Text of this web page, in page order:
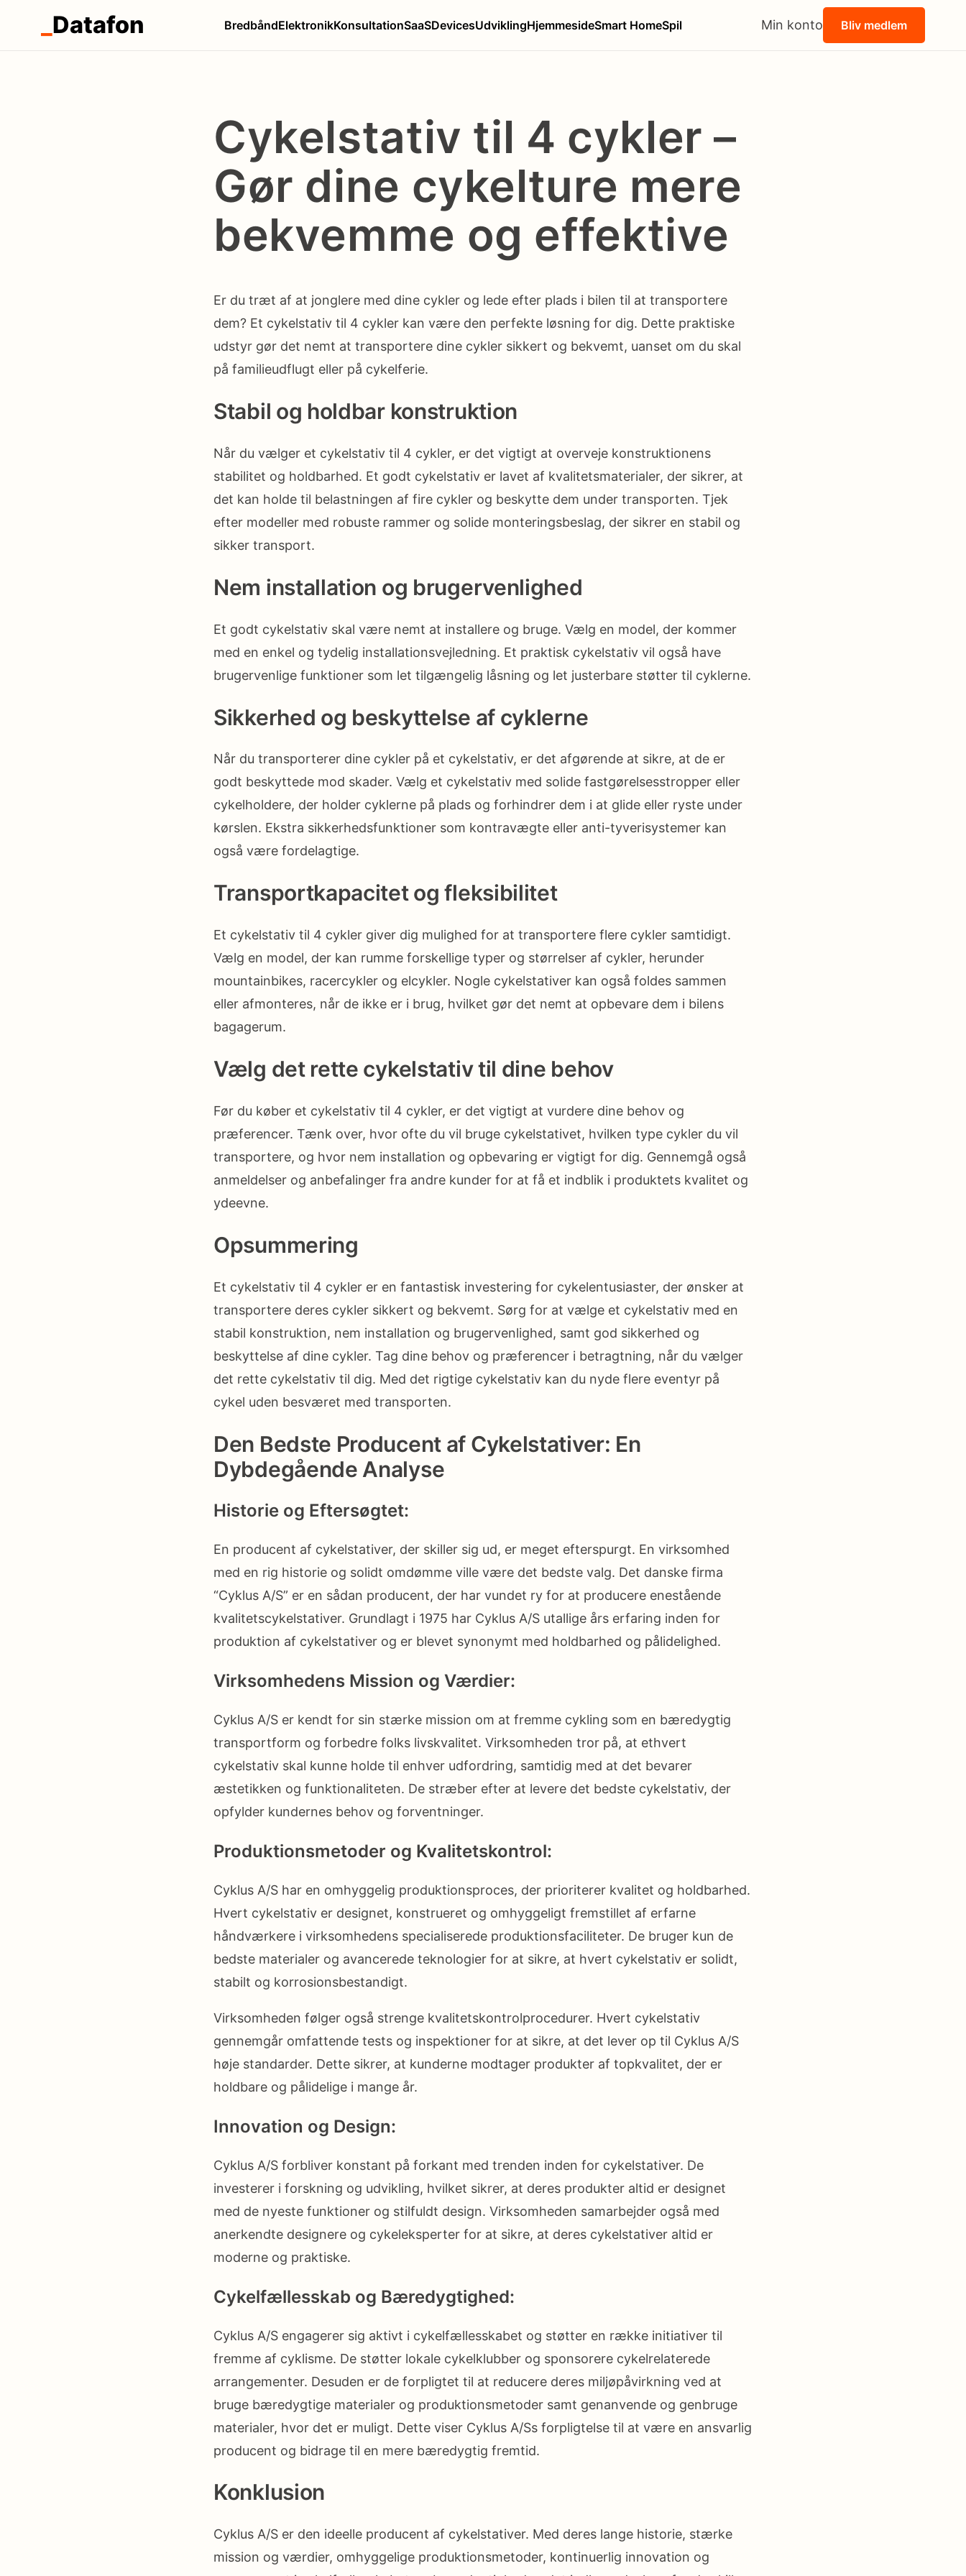
Datafon BredbåndElektronikKonsultationSaaSDevicesUdviklingHjemmesideSmart HomeSpil Min konto Bliv medlem
Cykelstativ til 4 cykler –
Gør dine cykelture mere
bekvemme og effektive
Er du træt af at jonglere med dine cykler og lede efter plads i bilen til at transportere
dem? Et cykelstativ til 4 cykler kan være den perfekte løsning for dig. Dette praktiske
udstyr gør det nemt at transportere dine cykler sikkert og bekvemt, uanset om du skal
på familieudflugt eller på cykelferie.
Stabil og holdbar konstruktion
Når du vælger et cykelstativ til 4 cykler, er det vigtigt at overveje konstruktionens
stabilitet og holdbarhed. Et godt cykelstativ er lavet af kvalitetsmaterialer, der sikrer, at
det kan holde til belastningen af fire cykler og beskytte dem under transporten. Tjek
efter modeller med robuste rammer og solide monteringsbeslag, der sikrer en stabil og
sikker transport.
Nem installation og brugervenlighed
Et godt cykelstativ skal være nemt at installere og bruge. Vælg en model, der kommer
med en enkel og tydelig installationsvejledning. Et praktisk cykelstativ vil også have
brugervenlige funktioner som let tilgængelig låsning og let justerbare støtter til cyklerne.
Sikkerhed og beskyttelse af cyklerne
Når du transporterer dine cykler på et cykelstativ, er det afgørende at sikre, at de er
godt beskyttede mod skader. Vælg et cykelstativ med solide fastgørelsesstropper eller
cykelholdere, der holder cyklerne på plads og forhindrer dem i at glide eller ryste under
kørslen. Ekstra sikkerhedsfunktioner som kontravægte eller anti-tyverisystemer kan
også være fordelagtige.
Transportkapacitet og fleksibilitet
Et cykelstativ til 4 cykler giver dig mulighed for at transportere flere cykler samtidigt.
Vælg en model, der kan rumme forskellige typer og størrelser af cykler, herunder
mountainbikes, racercykler og elcykler. Nogle cykelstativer kan også foldes sammen
eller afmonteres, når de ikke er i brug, hvilket gør det nemt at opbevare dem i bilens
bagagerum.
Vælg det rette cykelstativ til dine behov
Før du køber et cykelstativ til 4 cykler, er det vigtigt at vurdere dine behov og
præferencer. Tænk over, hvor ofte du vil bruge cykelstativet, hvilken type cykler du vil
transportere, og hvor nem installation og opbevaring er vigtigt for dig. Gennemgå også
anmeldelser og anbefalinger fra andre kunder for at få et indblik i produktets kvalitet og
ydeevne.
Opsummering
Et cykelstativ til 4 cykler er en fantastisk investering for cykelentusiaster, der ønsker at
transportere deres cykler sikkert og bekvemt. Sørg for at vælge et cykelstativ med en
stabil konstruktion, nem installation og brugervenlighed, samt god sikkerhed og
beskyttelse af dine cykler. Tag dine behov og præferencer i betragtning, når du vælger
det rette cykelstativ til dig. Med det rigtige cykelstativ kan du nyde flere eventyr på
cykel uden besværet med transporten.
Den Bedste Producent af Cykelstativer: En
Dybdegående Analyse
Historie og Eftersøgtet:
En producent af cykelstativer, der skiller sig ud, er meget efterspurgt. En virksomhed
med en rig historie og solidt omdømme ville være det bedste valg. Det danske firma
“Cyklus A/S” er en sådan producent, der har vundet ry for at producere enestående
kvalitetscykelstativer. Grundlagt i 1975 har Cyklus A/S utallige års erfaring inden for
produktion af cykelstativer og er blevet synonymt med holdbarhed og pålidelighed.
Virksomhedens Mission og Værdier:
Cyklus A/S er kendt for sin stærke mission om at fremme cykling som en bæredygtig
transportform og forbedre folks livskvalitet. Virksomheden tror på, at ethvert
cykelstativ skal kunne holde til enhver udfordring, samtidig med at det bevarer
æstetikken og funktionaliteten. De stræber efter at levere det bedste cykelstativ, der
opfylder kundernes behov og forventninger.
Produktionsmetoder og Kvalitetskontrol:
Cyklus A/S har en omhyggelig produktionsproces, der prioriterer kvalitet og holdbarhed.
Hvert cykelstativ er designet, konstrueret og omhyggeligt fremstillet af erfarne
håndværkere i virksomhedens specialiserede produktionsfaciliteter. De bruger kun de
bedste materialer og avancerede teknologier for at sikre, at hvert cykelstativ er solidt,
stabilt og korrosionsbestandigt.
Virksomheden følger også strenge kvalitetskontrolprocedurer. Hvert cykelstativ
gennemgår omfattende tests og inspektioner for at sikre, at det lever op til Cyklus A/S
høje standarder. Dette sikrer, at kunderne modtager produkter af topkvalitet, der er
holdbare og pålidelige i mange år.
Innovation og Design:
Cyklus A/S forbliver konstant på forkant med trenden inden for cykelstativer. De
investerer i forskning og udvikling, hvilket sikrer, at deres produkter altid er designet
med de nyeste funktioner og stilfuldt design. Virksomheden samarbejder også med
anerkendte designere og cykeleksperter for at sikre, at deres cykelstativer altid er
moderne og praktiske.
Cykelfællesskab og Bæredygtighed:
Cyklus A/S engagerer sig aktivt i cykelfællesskabet og støtter en række initiativer til
fremme af cyklisme. De støtter lokale cykelklubber og sponsorere cykelrelaterede
arrangementer. Desuden er de forpligtet til at reducere deres miljøpåvirkning ved at
bruge bæredygtige materialer og produktionsmetoder samt genanvende og genbruge
materialer, hvor det er muligt. Dette viser Cyklus A/Ss forpligtelse til at være en ansvarlig
producent og bidrage til en mere bæredygtig fremtid.
Konklusion
Cyklus A/S er den ideelle producent af cykelstativer. Med deres lange historie, stærke
mission og værdier, omhyggelige produktionsmetoder, kontinuerlig innovation og